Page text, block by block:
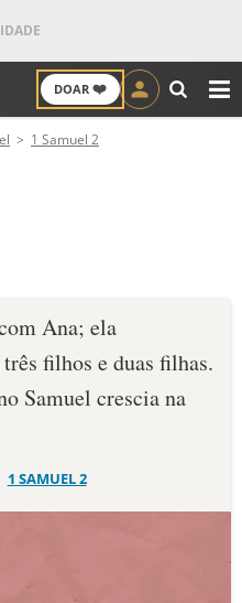
DOAR ❤️
1 Samuel 2
Ana; ela
filhos e duas filhas.
Samuel crescia na
1 SAMUEL 2